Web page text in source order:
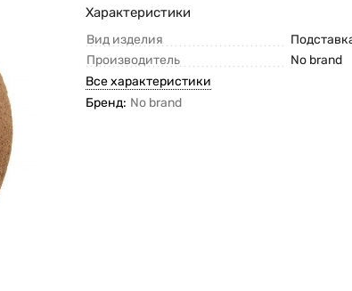
Характеристики
Вид изделия
Производитель
No brand
Все характеристики
Бренд: No brand